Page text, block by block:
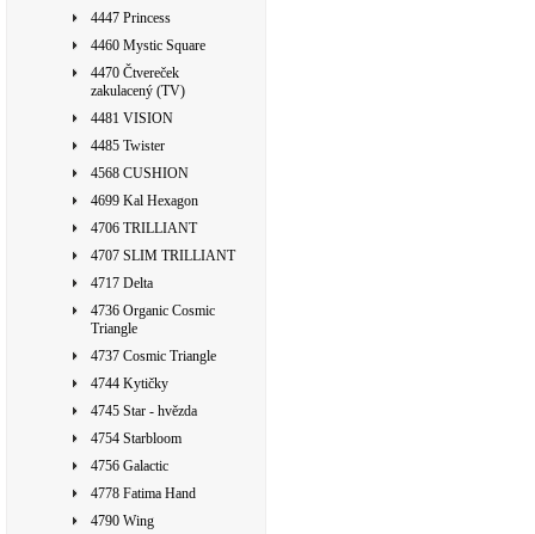
4447 Princess
4460 Mystic Square
4470 Čtvereček
zakulacený (TV)
4481 VISION
4485 Twister
4568 CUSHION
4699 Kal Hexagon
4706 TRILLIANT
4707 SLIM TRILLIANT
4717 Delta
4736 Organic Cosmic
Triangle
4737 Cosmic Triangle
4744 Kytičky
4745 Star - hvězda
4754 Starbloom
4756 Galactic
4778 Fatima Hand
4790 Wing